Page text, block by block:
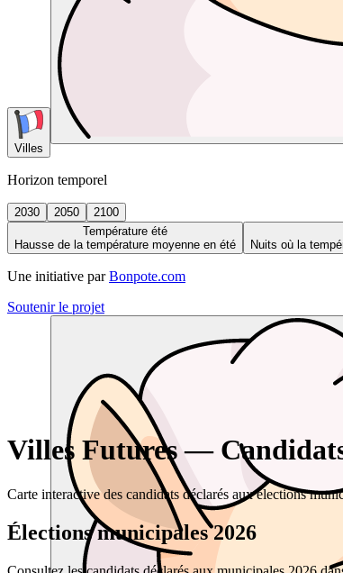
Villes
Horizon temporel
2030 2050
2100
Température été
Hausse de la température moyenne en été
Nuits où la
Une initiative par Bonpote.com
Soutenir le projet
Villes Futures —
Carte interactive des candidats déclarés aux élections
Élections municipales 2026